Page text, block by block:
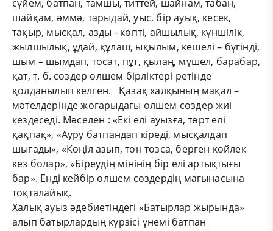
сүйем, батпан, тамшы, титтей, шайнам, табан,
шайқам, әммә, тарыдай, уыс, бір ауық, кесек,
тақыр, мысқал, азды - көпті, айшылық, күншілік,
жылшылық, ұдай, құлаш, ықылым, кешелі – бүгінді,
шым – шымдап, тосат, пұт, қылаң, мүшел, барабар,
қат, т. б. сөздер өлшем бірліктері ретінде
қолданылып келген. Қазақ халқының мақал –
мәтелдерінде жоғарыдағы өлшем сөздер жиі
кездеседі. Мәселен : «Екі елі ауызға, төрт елі
қақпақ», «Ауру батпандап кіреді, мысқалдап
шығады», «Көңіл азып, тон тозса, берген көйлек
кез болар», «Біреудің мінінің бір елі артықтығы
бар». Енді кейбір өлшем сөздердің мағынасына
тоқталайық.
Халық ауыз әдебиетіндегі «Батырлар жырында»
алып батырлардың күрзісі үнемі батпан